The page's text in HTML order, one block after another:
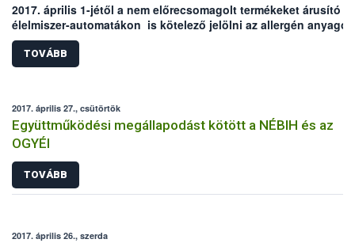
2017. április 1-jétől a nem előrecsomagolt termékeket árusító
élelmiszer-automatákon is kötelező jelölni az allergén
A módosítás az előrecsomagolt termékeket (pl. csokoládék,
szendvicsek) kínáló gépeket nem érinti, ez esetben továbbra is
élelmiszerek csomagolásán találják meg a vásárlók az
TOVÁBB
2017. április 27., csütörtök
Együttműködési megállapodást kötött a NÉBIH és az
OGYÉI
TOVÁBB
2017. április 26., szerda